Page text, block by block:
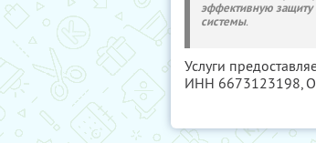
эффективную защиту
системы.
Услуги
ИНН 6673123198,